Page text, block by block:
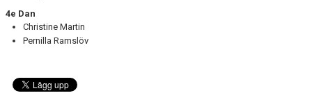
4e Dan
Christine Martin
Pernilla Ramslöv